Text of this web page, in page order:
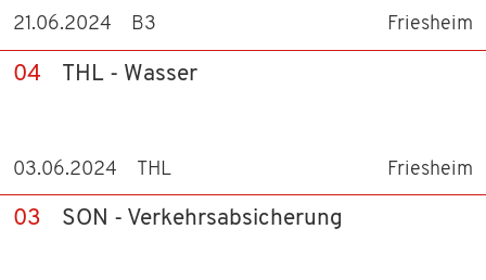
21.06.2024 B3 Friesheim
03.06.2024 THL Friesheim
04 THL - Wasser
03 SON - Verkehrsabsicherung